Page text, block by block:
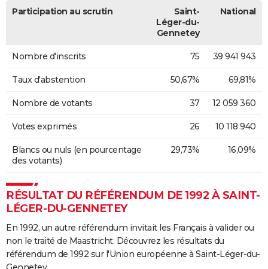
Participation au scrutin
Saint-
Léger-du-
Gennetey
National
Nombre d'inscrits 75 39 941 943
Taux d'abstention 50,67% 69,81%
Nombre de votants 37 12 059 360
Votes exprimés 26 10 118 940
Blancs ou nuls (en pourcentage
des votants)
29,73% 16,09%
RÉSULTAT DU RÉFÉRENDUM DE 1992 À SAINT-
LÉGER-DU-GENNETEY
En 1992, un autre référendum invitait les Français à valider ou
non le traité de Maastricht. Découvrez les résultats du
référendum de 1992 sur l'Union européenne à Saint-Léger-du-